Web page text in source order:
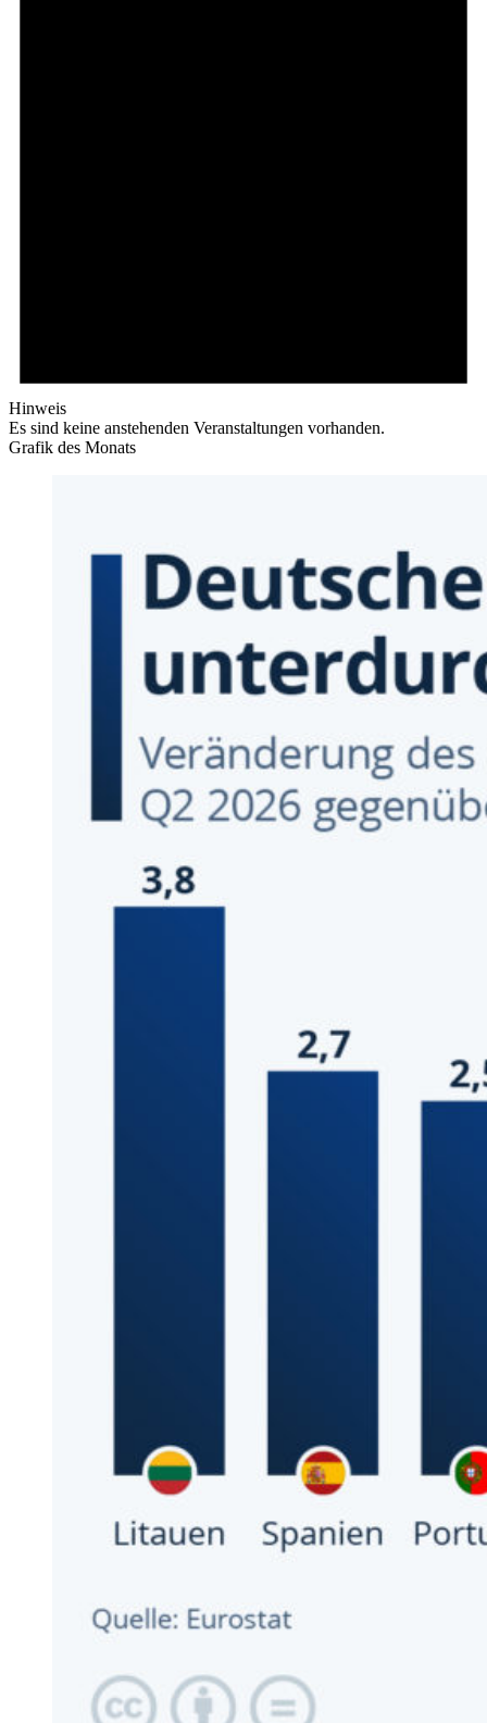
Hinweis
Es sind keine anstehenden Veranstaltungen vorhanden.
Grafik des Monats